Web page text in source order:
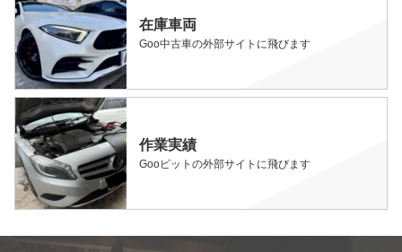
在庫車両
Goo中古車の外部サイトに飛びます
作業実績
Gooピットの外部サイトに飛びます